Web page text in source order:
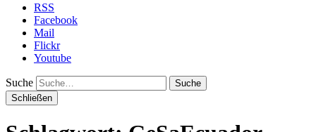
RSS
Facebook
Mail
Flickr
Youtube
Suche
Schließen